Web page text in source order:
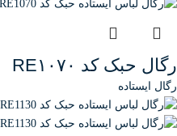
رگال حبک کد RE۱۰۷۰
رگال ایستاده